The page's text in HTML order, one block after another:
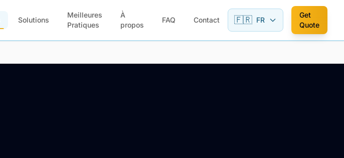
Solutions
Meilleures
Pratiques
À
propos
FAQ Contact 🇫🇷 FR
Get
Quote